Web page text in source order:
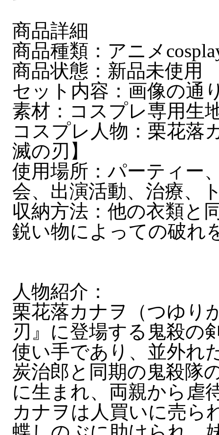
商品詳細
商品種類：アニメ
商品状態：新品未使用
セット内容：画像の通
素材：コスプレ専用生
コスプレ人物：栗花落
滅の刃】
使用場所：パーティー
会、出演活動、治療、
収納方法：他の衣類と
鋭い物によっての破れ
人物紹介：
栗花落カナヲ（つゆり
刃』に登場する鬼殺の
使い手であり、並外れ
炭治郎と同期の鬼殺隊
に生まれ、両親から虐
カナヲは人買いに売ら